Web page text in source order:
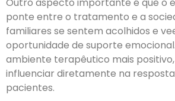
ponte entre o tratamento e a
familiares se sentem acolhidos e
oportunidade de suporte
ambiente terapêutico mais
influenciar diretamente na
pacientes.